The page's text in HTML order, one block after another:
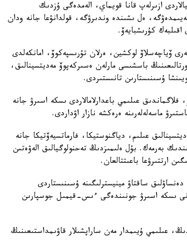
ازىرلەپ قانا قويماي، الەمدەگى ۇزدىك
ەل ىشىندە وندىرۋگە، قولدانۋعا جانە ودان
كۇرىشبايەۆ.
ۆياچەسلاۆ لوكشين، ەرلان تۇرىسپەكوۆ، امانكەلدى
باسشىسى مارلەن ەسىركەپوۆ مەديتسينالىق،
ۇسىنىستارىن تانىستىردى.
فلاگماندىق عىلىمي باعدارلامالاردى ىسكە اسىرۋ جانە
ماسەلەلەرىنە ەرەكشە نازار اۋداردى.
عىلىم، دياگنوستيكا، فارماتسيەۆتيكا جانە
بەرمەك. بۇل ەلىمىزدىڭ تەحنولوگيالىق الەۋەتىن
ارتتىرۋعا باعىتتالعان.
ساقتاۋ مينيسترلىگىنە ۇسىنىستاردى
ونى ىسكە اسىرۋ جونىندەگى ءىس-قيمىل جوسپارىن
عىلىمي ۇيىمدار مەن ساراپشىلار قاۋىمداستىعىنىڭ